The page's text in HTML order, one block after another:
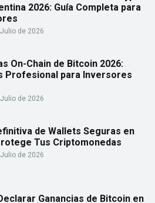
2026: Guía Completa para
de 2026
On-Chain de Bitcoin 2026:
Profesional para Inversores
de 2026
de Wallets Seguras en
Tus Criptomonedas
de 2026
Ganancias de Bitcoin en